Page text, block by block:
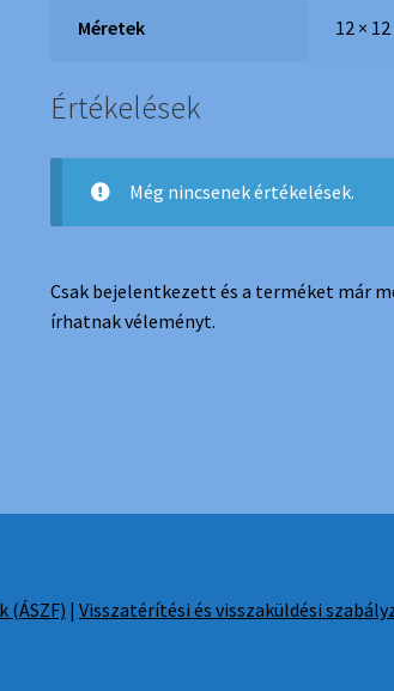
Méretek 12 ×
Értékelések
Még nincsenek értékelések.
Csak bejelentkezett és a terméket már
írhatnak véleményt.
(ÁSZF) |Visszatérítési és visszaküldési